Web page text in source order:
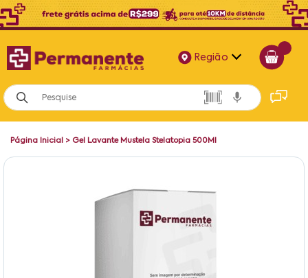
Região
Alagoas
Bahia
Página Inicial > Gel Lavante Mustela Stelatopia 500Ml